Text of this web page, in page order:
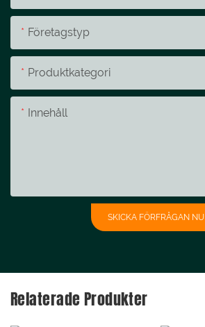
Företagstyp
Produktkategori
Innehåll
SKICKA FÖRFRÅGAN NU
Relaterade Produkter